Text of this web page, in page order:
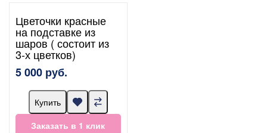
Цветочки красные
на подставке из
шаров ( состоит из
3-х цветков)
5 000 руб.
Купить
Заказать в 1 клик